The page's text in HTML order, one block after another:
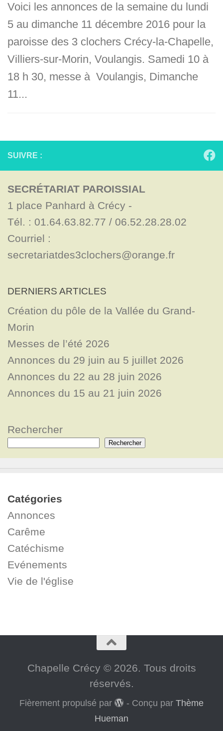
Voici les annonces de la semaine du lundi
5 au dimanche 11 décembre 2016 pour la
paroisse des 3 clochers Crécy-la-Chapelle,
Villiers-sur-Morin, Voulangis. Samedi 10 à
18 h 30, messe à Voulangis, Dimanche
11...
SUIVRE :
SECRÉTARIAT PAROISSIAL
1 place Panhard à Crécy -
Tél. : 01.64.63.82.77 / 06.52.28.28.02
Courriel :
secretariatdes3clochers@orange.fr
DERNIERS ARTICLES
Création du pôle de la Vallée du Grand-
Morin
Messes de l’été 2026
Annonces du 29 juin au 5 juillet 2026
Annonces du 22 au 28 juin 2026
Annonces du 15 au 21 juin 2026
Rechercher
Rechercher
Catégories
Annonces
Carême
Catéchisme
Evénements
Vie de l'église
Chapelle Crécy © 2026. Tous droits
réservés.
Fièrement propulsé par - Conçu par Thème
Hueman